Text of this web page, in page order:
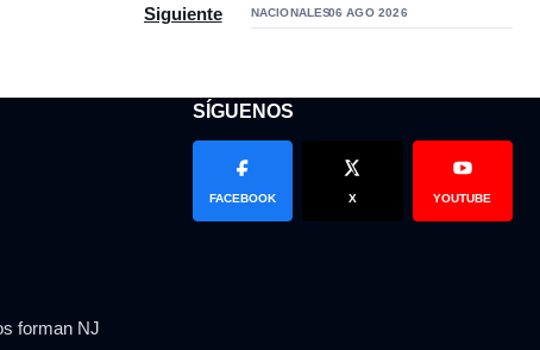
por diferencias con la empresa
Artículo siguiente: La familia Guzmán – Viñas
Siguiente NACIONALES06 AGO 2026
forman NJ
SÍGUENOS
FACEBOOK X YOUTUBE